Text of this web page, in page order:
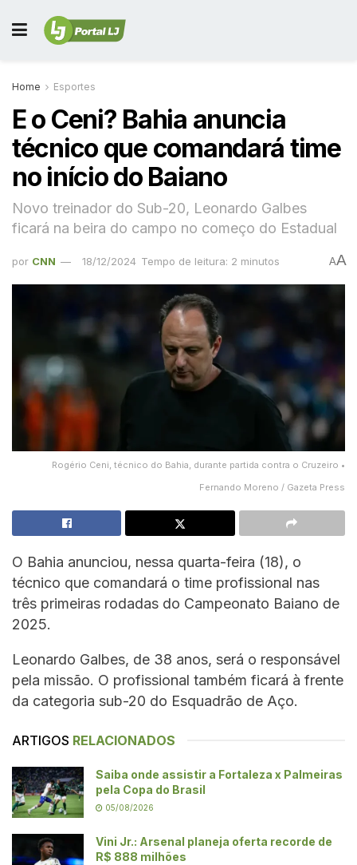
Home Esportes
E o Ceni? Bahia anuncia
técnico que comandará time
no início do Baiano
Novo treinador do Sub-20, Leonardo Galbes
ficará na beira do campo no começo do Estadual
por CNN 18/12/2024 Tempo de leitura: 2 minutos AA
Rogério Ceni, técnico do Bahia, durante partida contra o Cruzeiro •
Fernando Moreno / Gazeta Press
O Bahia anunciou, nessa quarta-feira (18), o
técnico que comandará o time profissional nas
três primeiras rodadas do Campeonato Baiano de
2025.
Leonardo Galbes, de 38 anos, será o responsável
pela missão. O profissional também ficará à frente
da categoria sub-20 do Esquadrão de Aço.
ARTIGOS RELACIONADOS
Saiba onde assistir a Fortaleza x Palmeiras
pela Copa do Brasil
05/08/2026
Vini Jr.: Arsenal planeja oferta recorde de
R$ 888 milhões